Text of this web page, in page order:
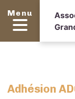
Menu
Adhésion